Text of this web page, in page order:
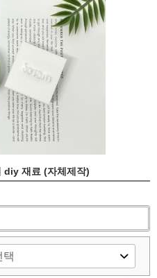
diy 재료 (자체제작)